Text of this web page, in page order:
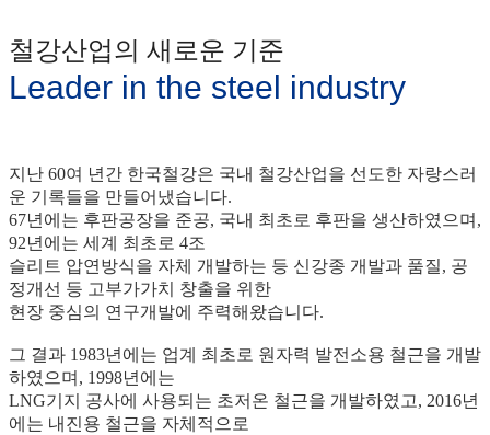
철강산업의 새로운 기준
Leader in the steel industry
지난 60여 년간 한국철강은 국내 철강산업을 선도한 자랑스러
운 기록들을 만들어냈습니다.
67년에는 후판공장을 준공, 국내 최초로 후판을 생산하였으며,
92년에는 세계 최초로 4조
슬리트 압연방식을 자체 개발하는 등 신강종 개발과 품질, 공
정개선 등 고부가가치 창출을 위한
현장 중심의 연구개발에 주력해왔습니다.
그 결과 1983년에는 업계 최초로 원자력 발전소용 철근을 개발
하였으며, 1998년에는
LNG기지 공사에 사용되는 초저온 철근을 개발하였고, 2016년
에는 내진용 철근을 자체적으로